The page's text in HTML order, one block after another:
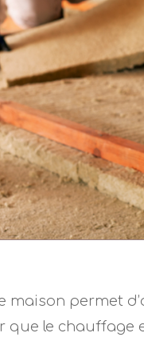
maison permet
que le chauffage